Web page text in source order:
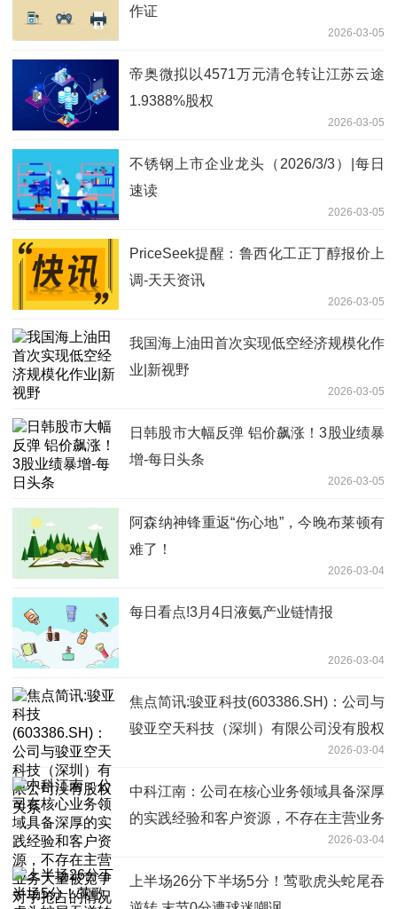
作证
2026-03-05
帝奥微拟以4571万元清仓转让江苏云途
1.9388%股权
2026-03-05
不锈钢上市企业龙头（2026/3/3）|每日
速读
2026-03-05
PriceSeek提醒：鲁西化工正丁醇报价上
调-天天资讯
2026-03-05
我国海上油田首次实现低空经济规模化作
业|新视野
2026-03-05
日韩股市大幅反弹 铝价飙涨！3股业绩暴
增-每日头条
2026-03-05
阿森纳神锋重返“伤心地”，今晚布莱顿有
难了！
2026-03-04
每日看点!3月4日液氨产业链情报
2026-03-04
焦点简讯:骏亚科技(603386.SH)：公司与
骏亚空天科技（深圳）有限公司没有股权
2026-03-04
中科江南：公司在核心业务领域具备深厚
的实践经验和客户资源，不存在主营业务
2026-03-04
上半场26分下半场5分！莺歌虎头蛇尾吞